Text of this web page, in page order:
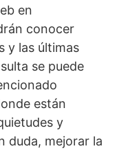
en
conocer
y las últimas
se puede
están
y
duda, mejorar la